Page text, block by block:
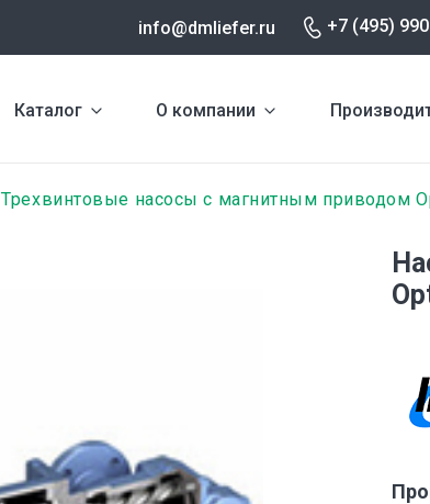
info@dmliefer.ru +7 (495)
Каталог О компании
Трехвинтовые насосы с магнитным приводом